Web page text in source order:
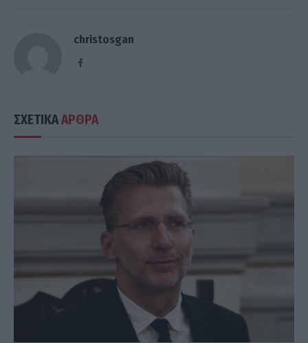
christosgan
Facebook
ΣΧΕΤΙΚΑΑΡΘΡΑ